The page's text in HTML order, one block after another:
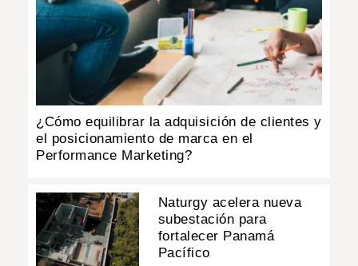
¿Cómo equilibrar la adquisición de clientes y
el posicionamiento de marca en el
Performance Marketing?
Naturgy acelera nueva
subestación para
fortalecer Panamá
Pacífico